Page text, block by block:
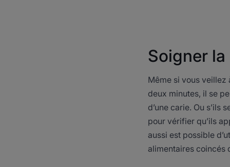
Soigner
Même si vous veillez
deux minutes, il se
d’une carie. Ou s’ils
pour vérifier qu’ils
aussi est possible
alimentaires coincés